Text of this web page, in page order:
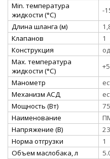
Min. температура
жидкости (°С)
-
Длина шланга (м)
Клапанов
1
Конструкция
Мax. температура
жидкости (°С)
Манометр
Механизм АСД
Мощность (Вт)
Наименование
Напряжение (В)
Норма отгрузки
1
Объем маслобака, л